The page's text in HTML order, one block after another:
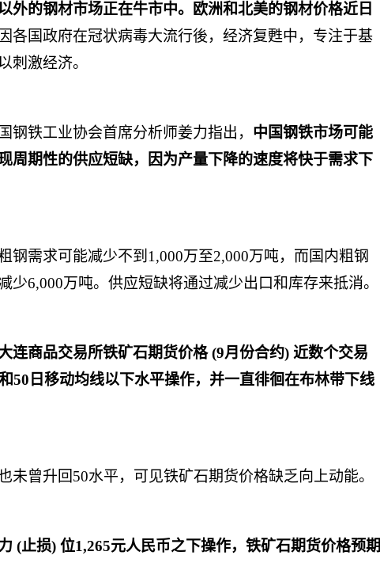
外的钢材市场正在牛市中。欧洲和北美的钢材价格近日
各国政府在冠状病毒大流行後，经济复甦中，专注于基
刺激经济。
钢铁工业协会首席分析师姜力指出， 中国钢铁市场可能
周期性的供应短缺，因为产量下降的速度将快于需求下
钢需求可能减少不到 1,000万至2,000万吨，而国内粗钢
少6,000万吨。供应短缺将通过减少出口和库存来抵消。
连商品交易所铁矿石期货价格(9月份合约) 近数个交易
50 日移动均线以下水平操作，并一直徘徊在布林带下线
未曾升回50水平，可见铁矿石期货价格缺乏向上动能。
(止损)位1,265元人民币之下操作，铁矿石期货价格预期